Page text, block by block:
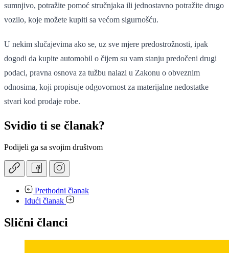
sumnjivo, potražite pomoć stručnjaka ili jednostavno potražite drugo
vozilo, koje možete kupiti sa većom sigurnošću.
U nekim slučajevima ako se, uz sve mjere predostrožnosti, ipak
dogodi da kupite automobil o čijem su vam stanju predočeni drugi
podaci, pravna osnova za tužbu nalazi u Zakonu o obveznim
odnosima, koji propisuje odgovornost za materijalne nedostatke
stvari kod prodaje robe.
Svidio ti se članak?
Podijeli ga sa svojim društvom
Prethodni članak
Idući članak
Slični članci